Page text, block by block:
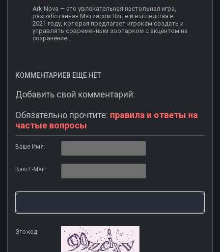
Ark Nova — это увлекательная настольная игра,
разработанная Матиасом Вигге и вышедшая в
2021 году, которая предлагает игрокам создать и
управлять современным зоопарком с акцентом на
сохранение...
КОММЕНТАРИЕВ ЕЩЕ НЕТ
Добавить свой комментарий:
Обязательно прочтите: правила и ответы на
частые вопросы
Ваше Имя:
Ваш E-Mail:
Это код: